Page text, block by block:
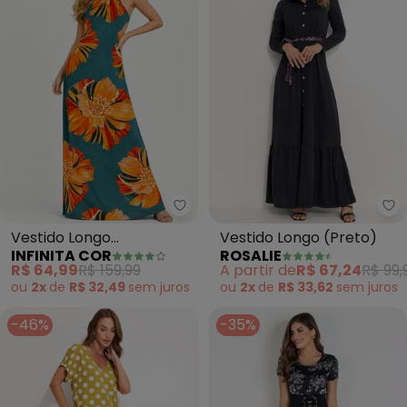
Infinita Cor - Vestido Longo
Vestido Longo
Estampado sem Manga
(Azul)
INFINITA COR
R$ 64,99R$ 159,99
ou 2x de R$ 32,49 sem juros
Vestido Longo (Preto)
ROSALIE
A partir deR$ 67,24R$
ou 2x de R$ 33,62 sem juros
-46% -35%